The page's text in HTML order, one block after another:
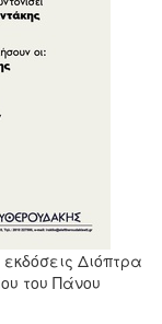
Διόπτρα
του Πάνου